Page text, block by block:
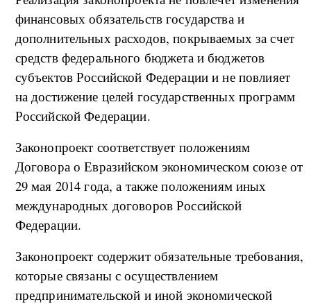
финансовых обязательств государства и
дополнительных расходов, покрываемых за счет
средств федерального бюджета и бюджетов
субъектов Российской Федерации и не повлияет
на достижение целей государственных программ
Российской Федерации.
Законопроект соответствует положениям
Договора о Евразийском экономическом союзе от
29 мая 2014 года, а также положениям иных
международных договоров Российской
Федерации.
Законопроект содержит обязательные требования,
которые связаны с осуществлением
предпринимательской и иной экономической